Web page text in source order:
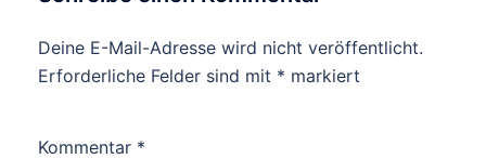
Deine E-Mail-Adresse wird nicht veröffentlicht.
Erforderliche Felder sind mit * markiert
Kommentar *